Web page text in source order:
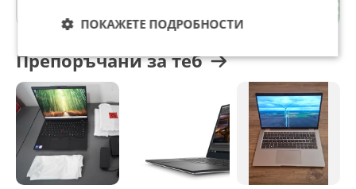
Препоръчани за теб
ПОКАЖЕТЕ ПОДРОБНОСТИ